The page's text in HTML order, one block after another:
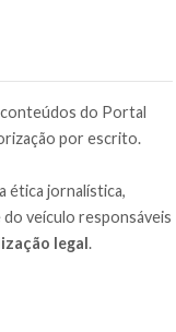
do Portal
por escrito.
ética jornalística,
veículo responsáveis
legal.